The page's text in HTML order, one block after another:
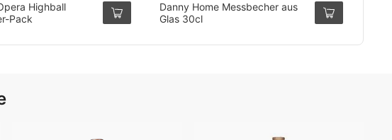
Highball
Pack
Danny Home Messbecher aus
Glas 30cl